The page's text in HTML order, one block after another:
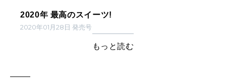
2020年 最高のスイーツ!
2020年01月28日 発売号
もっと読む